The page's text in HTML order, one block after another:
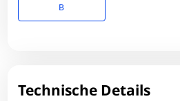
B
Technische Details